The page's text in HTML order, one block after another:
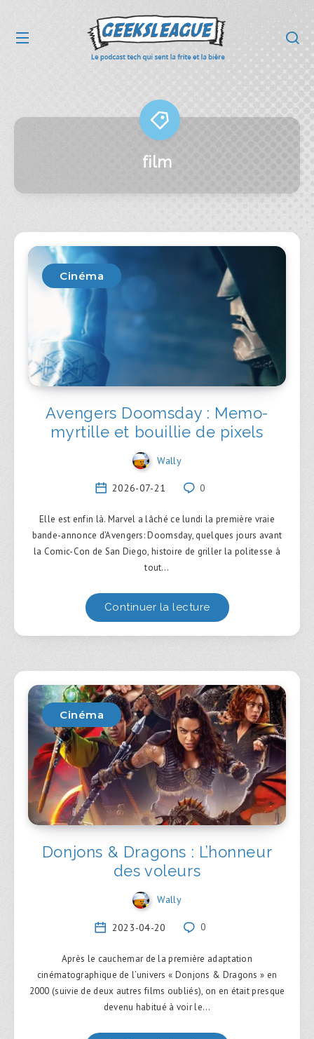
film
Cinéma
Avengers Doomsday : Memo-
myrtille et bouillie de pixels
Wally
2026-07-21 0
Elle est enfin là. Marvel a lâché ce lundi la première vraie
bande-annonce d’Avengers: Doomsday, quelques jours avant
la Comic-Con de San Diego, histoire de griller la politesse à
tout…
Continuer la lecture
Cinéma
Donjons & Dragons : L’honneur
des voleurs
Wally
2023-04-20 0
Après le cauchemar de la première adaptation
cinématographique de l’univers « Donjons & Dragons » en
2000 (suivie de deux autres films oubliés), on en était presque
devenu habitué à voir le…